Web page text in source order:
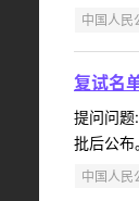
中国人民
复试名
提问问
批后公布
中国人民